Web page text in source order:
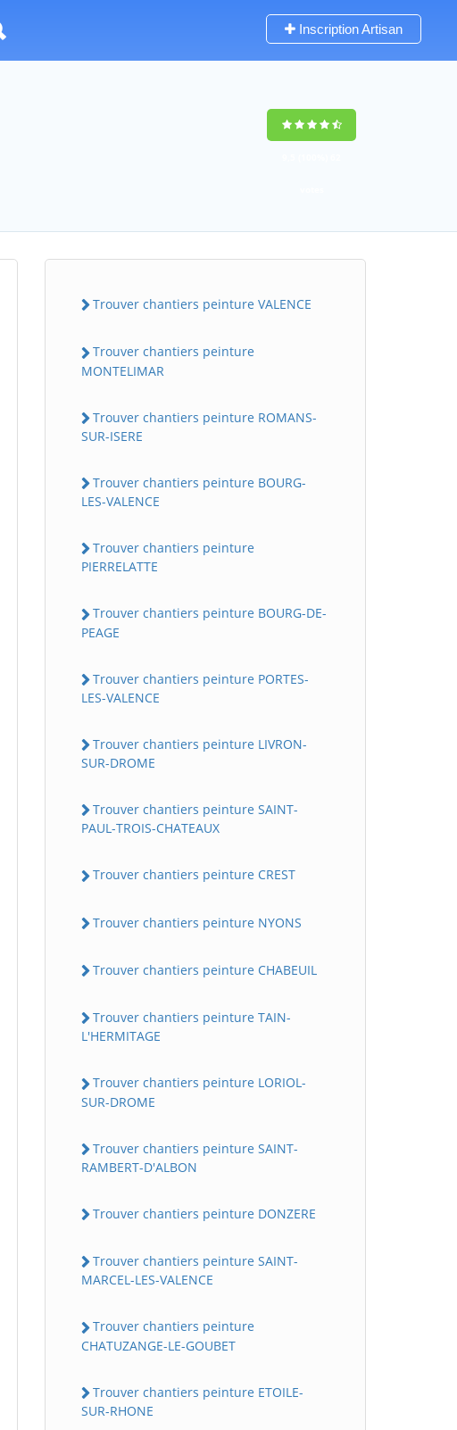
Inscription Artisan
Trouver chantiers peinture VALENCE
Trouver chantiers peinture
MONTELIMAR
Trouver chantiers peinture ROMANS-
SUR-ISERE
Trouver chantiers peinture BOURG-
LES-VALENCE
Trouver chantiers peinture
PIERRELATTE
Trouver chantiers peinture BOURG-DE-
PEAGE
Trouver chantiers peinture PORTES-
LES-VALENCE
Trouver chantiers peinture LIVRON-
SUR-DROME
Trouver chantiers peinture SAINT-
PAUL-TROIS-CHATEAUX
Trouver chantiers peinture CREST
Trouver chantiers peinture NYONS
Trouver chantiers peinture CHABEUIL
Trouver chantiers peinture TAIN-
L'HERMITAGE
Trouver chantiers peinture LORIOL-
SUR-DROME
Trouver chantiers peinture SAINT-
RAMBERT-D'ALBON
Trouver chantiers peinture DONZERE
Trouver chantiers peinture SAINT-
MARCEL-LES-VALENCE
Trouver chantiers peinture
CHATUZANGE-LE-GOUBET
Trouver chantiers peinture ETOILE-
SUR-RHONE